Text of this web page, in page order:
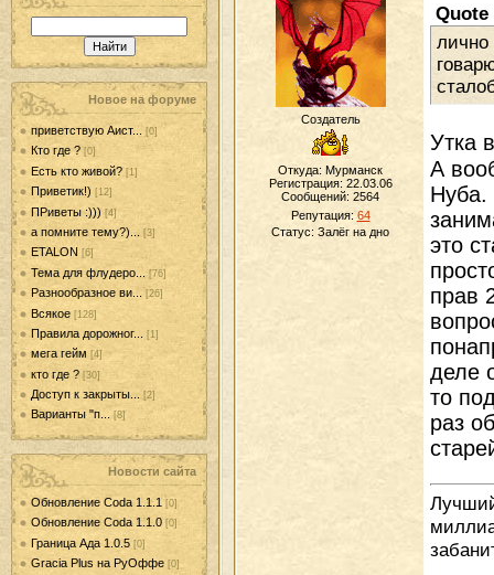
Новое на форуме
приветствую Аист... [0]
Кто где ? [0]
Есть кто живой? [1]
Приветик!) [12]
ПРиветы :))) [4]
а помните тему?)... [3]
ETALON [6]
Тема для флудеро... [76]
Разнообразное ви... [26]
Всякое [128]
Правила дорожног... [1]
мега гейм [4]
кто где ? [30]
Доступ к закрыты... [2]
Варианты "п... [8]
Новости сайта
Обновление Coda 1.1.1 [0]
Обновление Coda 1.1.0 [0]
Граница Ада 1.0.5 [0]
Gracia Plus на РуОффе [0]
Создатель
Откуда: Мурманск
Регистрация: 22.03.06
Сообщений: 2564
Репутация: 64
Статус: Залёг на дно
Quote
лично
Утка
А
Нуба.
это
прав
деле
то
раз